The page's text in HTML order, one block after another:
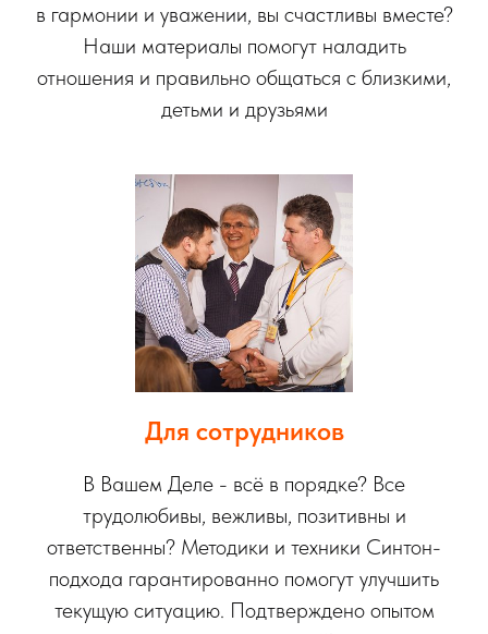
в гармонии и уважении, вы счастливы вместе?
Наши материалы помогут наладить
отношения и правильно общаться с близкими,
детьми и друзьями
Для сотрудников
В Вашем Деле - всё в порядке? Все
трудолюбивы, вежливы, позитивны и
ответственны? Методики и техники Синтон-
подхода гарантированно помогут улучшить
текущую ситуацию. Подтверждено опытом